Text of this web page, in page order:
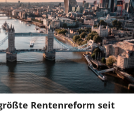
Rentenreform seit